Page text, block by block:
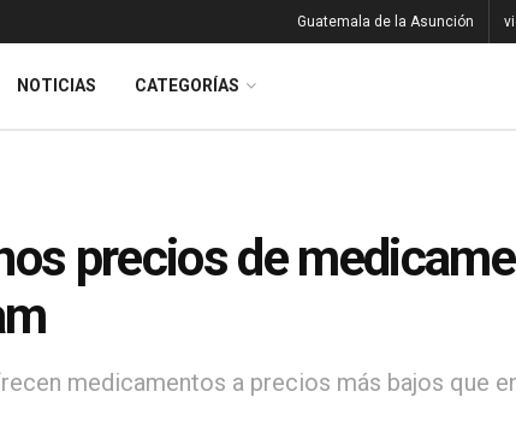
Guatemala de la Asunción
NOTICIAS CATEGORÍAS
precios de
medicamentos a precios más bajos que